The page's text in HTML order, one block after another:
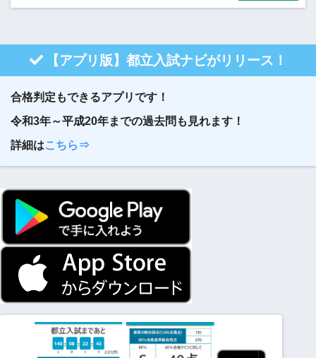
【アプリ版】都立入試ナビがリリース！
合格判定もできるアプリです！
令和3年～平成20年までの過去問も見れます！
詳細はこちら⇒